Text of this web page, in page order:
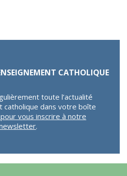
CATHOLIQUE
toute l’actualité
catholique dans votre boîte
vous inscrire à notre
.